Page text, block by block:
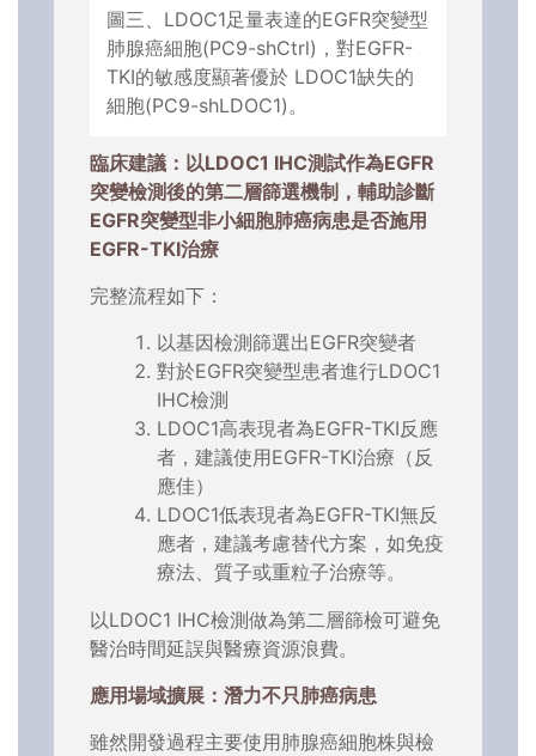
圖三、LDOC1足量表達的EGFR突變型
肺腺癌細胞(PC9-shCtrl)，對EGFR-
TKI的敏感度顯著優於 LDOC1缺失的
細胞(PC9-shLDOC1)。
臨床建議：以LDOC1 IHC測試作為EGFR
突變檢測後的第二層篩選機制，輔助診斷
EGFR突變型非小細胞肺癌病患是否施用
EGFR-TKI治療
完整流程如下：
以基因檢測篩選出EGFR突變者
對於EGFR突變型患者進行LDOC1
IHC檢測
LDOC1高表現者為EGFR-TKI反應
者，建議使用EGFR-TKI治療（反
應佳）
LDOC1低表現者為EGFR-TKI無反
應者，建議考慮替代方案，如免疫
療法、質子或重粒子治療等。
以LDOC1 IHC檢測做為第二層篩檢可避免
醫治時間延誤與醫療資源浪費。
應用場域擴展：潛力不只肺癌病患
雖然開發過程主要使用肺腺癌細胞株與檢